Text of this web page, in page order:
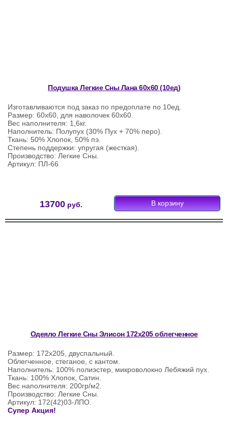
Подушка Легкие Сны Лана 60х60 (10ед)
Изготавливаются под заказ по предоплате по 10ед.
Размер: 60х60, для наволочек 60х60.
Вес наполнителя: 1,6кг.
Наполнитель: Полупух (30% Пух + 70% перо).
Ткань: 50% Хлопок, 50% пэ.
Степень поддержки: упругая (жесткая).
Производство: Легкие Сны.
Артикул: ПЛ-66
13700руб.
Одеяло Легкие Сны Элисон 172х205 облегченное
Размер: 172х205, двуспальный.
Облегченное, стеганое, с кантом.
Наполнитель: 100% полиэстер, микроволокно Лебяжий пух.
Ткань: 100% Хлопок, Сатин.
Вес наполнителя: 200гр/м2.
Производство: Легкие Сны.
Артикул: 172(42)03-ЛПО.
Супер Акция!